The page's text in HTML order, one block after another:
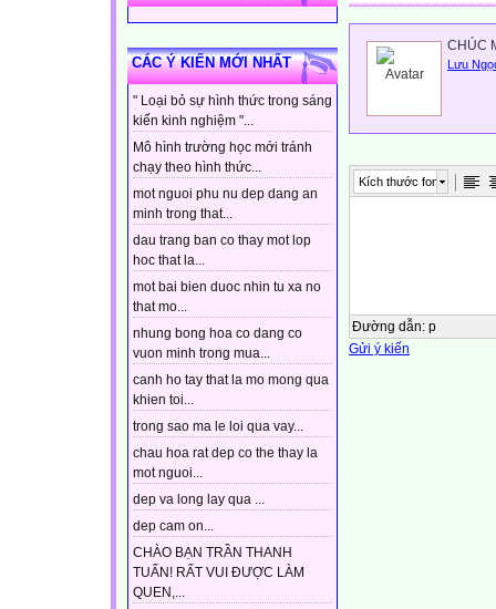
CÁC Ý KIẾN MỚI NHẤT
" Loại bỏ sự hình thức trong sáng
kiến kinh nghiệm "...
Mô hình trường học mới tránh
chạy theo hình thức...
mot nguoi phu nu dep dang an
minh trong that...
dau trang ban co thay mot lop
hoc that la...
mot bai bien duoc nhin tu xa no
that mo...
nhung bong hoa co dang co
vuon minh trong mua...
canh ho tay that la mo mong qua
khien toi...
trong sao ma le loi qua vay...
chau hoa rat dep co the thay la
mot nguoi...
dep va long lay qua ...
dep cam on...
CHÀO BẠN TRẦN THANH
TUẤN! RẤT VUI ĐƯỢC LÀM
QUEN,...
CHÚC
Lưu
Kích thước font
Đường dẫn: p
Gửi ý kiến